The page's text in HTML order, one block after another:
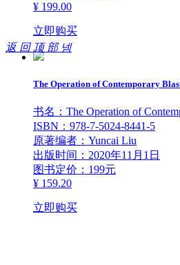
¥ 199.00
立即购买
The Operation of Contemporary
书名：The Operation of
ISBN：978-7-5024-8441-5
原著编者：Yuncai Liu
出版时间：2020年11月1日
图书定价：199元
¥ 159.20
立即购买
返 回 顶 部 넴